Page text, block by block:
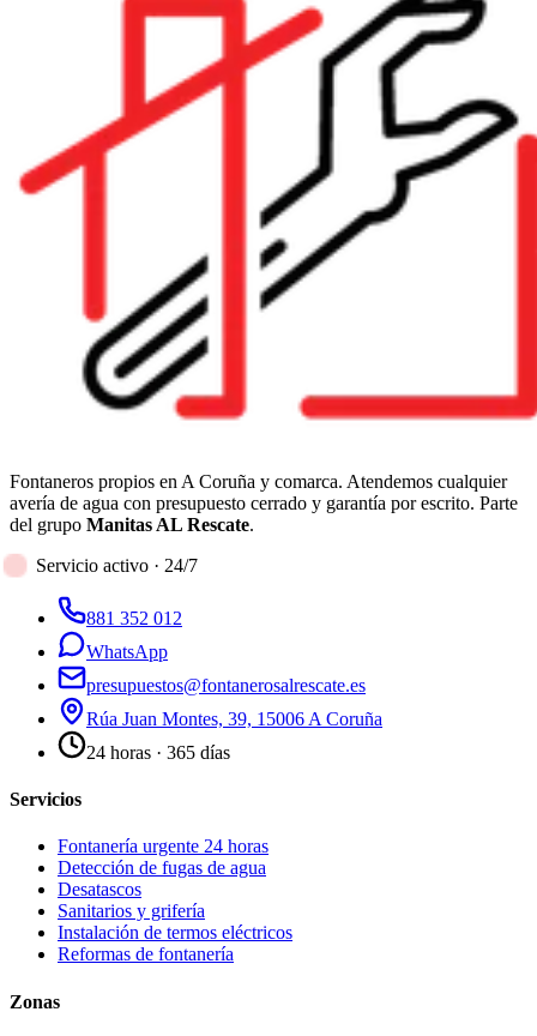
Fontaneros propios en A Coruña y comarca. Atendemos cualquier
avería de agua con presupuesto cerrado y garantía por escrito. Parte
del grupo Manitas AL Rescate.
Servicio activo · 24/7
881 352 012
WhatsApp
presupuestos@fontanerosalrescate.es
Rúa Juan Montes, 39, 15006 A Coruña
24 horas · 365 días
Servicios
Fontanería urgente 24 horas
Detección de fugas de agua
Desatascos
Sanitarios y grifería
Instalación de termos eléctricos
Reformas de fontanería
Zonas